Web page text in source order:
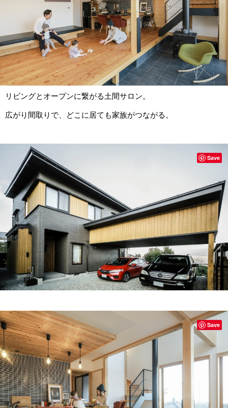
リビングとオープンに繋がる土間サロン。
広がり間取りで、どこに居ても家族がつながる。
Save
Save